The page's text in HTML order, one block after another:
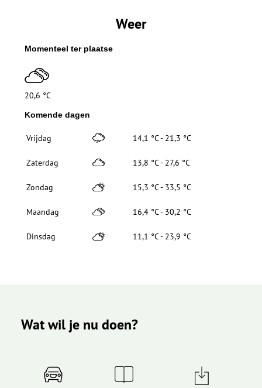
Weer
Momenteel ter plaatse
20,6 °C
Komende dagen
Vrijdag 14,1 °C - 21,3 °C
Zaterdag 13,8 °C - 27,6 °C
Zondag 15,3 °C - 33,5 °C
Maandag 16,4 °C - 30,2 °C
Dinsdag 11,1 °C - 23,9 °C
Wat wil je nu doen?